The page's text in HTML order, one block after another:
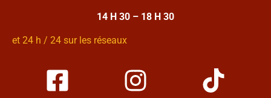
14 H 30 – 18 H 30
et 24 h / 24 sur les réseaux